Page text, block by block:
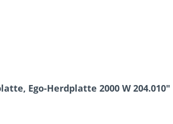
Ego-Herdplatte 2000 W 204.010"